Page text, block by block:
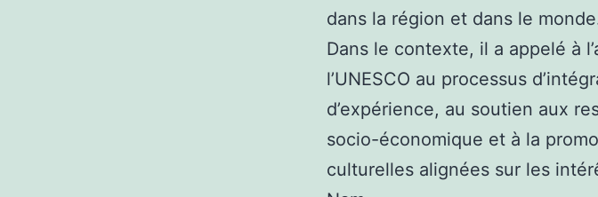
dans la région et dans le
Dans le contexte, il a appelé à
l’UNESCO au processus
d’expérience, au soutien aux
socio-économique et à la
culturelles alignées sur les